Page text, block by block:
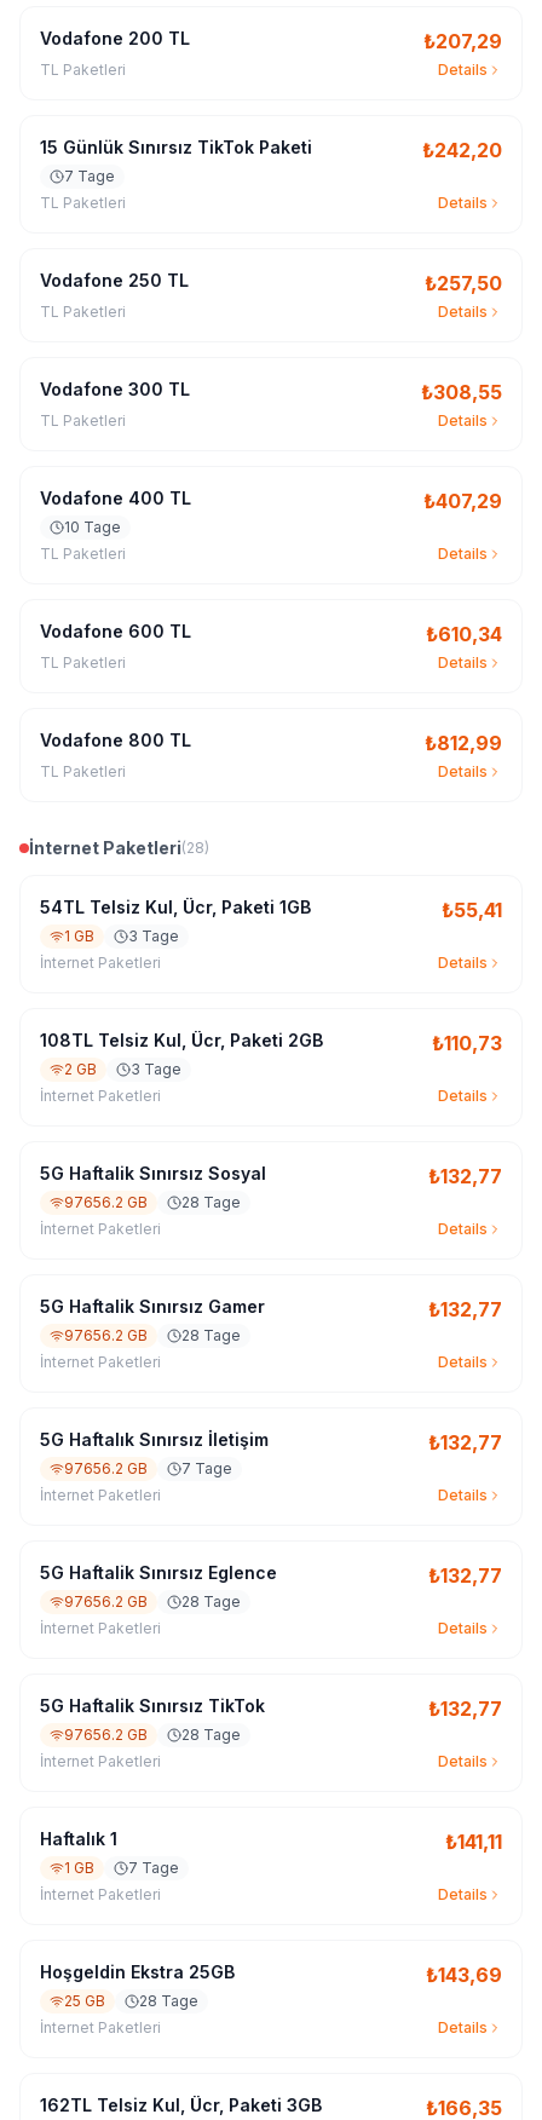
Vodafone 200 TL ₺207,29
TL Paketleri Details
15 Günlük Sınırsız TikTok Paketi ₺242,20
7 Tage
TL Paketleri
Details
Vodafone 250 TL ₺257,50
TL Paketleri Details
Vodafone 300 TL ₺308,55
TL Paketleri Details
Vodafone 400 TL ₺407,29
10 Tage
TL Paketleri
Details
Vodafone 600 TL ₺610,34
TL Paketleri Details
Vodafone 800 TL ₺812,99
TL Paketleri Details
İnternet Paketleri(28)
54TL Telsiz Kul, Ücr, Paketi 1GB ₺55,41
1 GB
3 Tage
İnternet Paketleri
Details
108TL Telsiz Kul, Ücr, Paketi 2GB ₺110,73
2 GB
3 Tage
İnternet Paketleri
Details
5G Haftalik Sınırsız Sosyal ₺132,77
97656.2 GB
28 Tage
İnternet Paketleri
Details
5G Haftalik Sınırsız Gamer ₺132,77
97656.2 GB
28 Tage
İnternet Paketleri
Details
5G Haftalık Sınırsız İletişim ₺132,77
97656.2 GB
7 Tage
İnternet Paketleri
Details
5G Haftalik Sınırsız Eglence ₺132,77
97656.2 GB
28 Tage
İnternet Paketleri
Details
5G Haftalik Sınırsız TikTok ₺132,77
97656.2 GB
28 Tage
İnternet Paketleri
Details
Haftalık 1 ₺141,11
1 GB
7 Tage
İnternet Paketleri
Details
Hoşgeldin Ekstra 25GB ₺143,69
25 GB
28 Tage
İnternet Paketleri
Details
162TL Telsiz Kul, Ücr, Paketi 3GB ₺166,35